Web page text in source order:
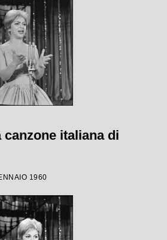
italiana di
1960